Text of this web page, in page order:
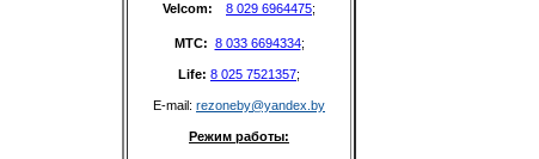
Velcom: 8 029 6964475;
MTC: 8 033 6694334;
Life: 8 025 7521357;
E-mail: rezoneby@yandex.by
Режим работы: